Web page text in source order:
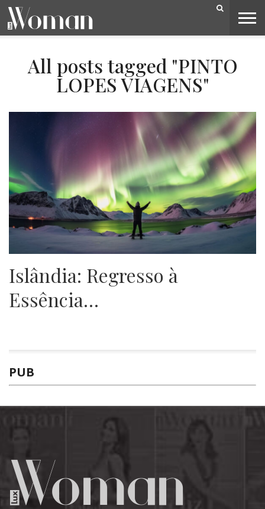
BELEZA
CAPA
LIFESTYLE
MODA
OPINIÃO
PESSOAS
SOCIEDADE
VIDEOS
All posts tagged "PINTO
LOPES VIAGENS"
Islândia: Regresso à
Essência…
PUB